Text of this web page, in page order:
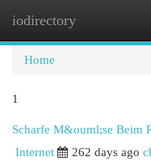
iodirectory
Home
1
Scharfe M&ouml;se Beim
Internet
262 days ago